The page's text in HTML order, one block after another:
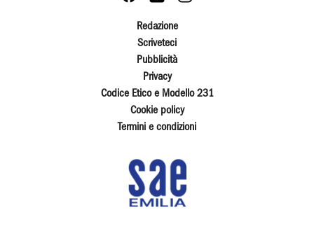
Redazione
Scriveteci
Pubblicità
Privacy
Codice Etico e Modello 231
Cookie policy
Termini e condizioni